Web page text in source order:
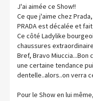
J'ai aimée ce Show!!
Ce que j'aime chez
PRADA est décalée et
Ce côté Ladylike
chaussures
Bref, Bravo Miuccia...Bon
une certaine tendance
dentelle..alors..on verra
Pour le Show en lui